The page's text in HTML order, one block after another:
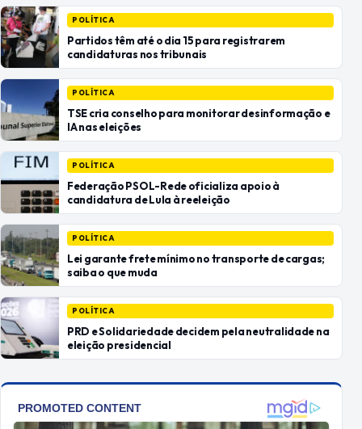
POLÍTICA
Partidos têm até o dia 15 para registrarem
candidaturas nos tribunais
POLÍTICA
TSE cria conselho para monitorar desinformação e
IA nas eleições
POLÍTICA
Federação PSOL-Rede oficializa apoio à
candidatura de Lula à reeleição
POLÍTICA
Lei garante frete mínimo no transporte de cargas;
saiba o que muda
POLÍTICA
PRD e Solidariedade decidem pela neutralidade na
eleição presidencial